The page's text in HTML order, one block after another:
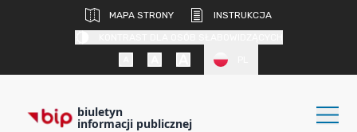
MAPA STRONY
INSTRUKCJA
biuletyn
informacji publicznej